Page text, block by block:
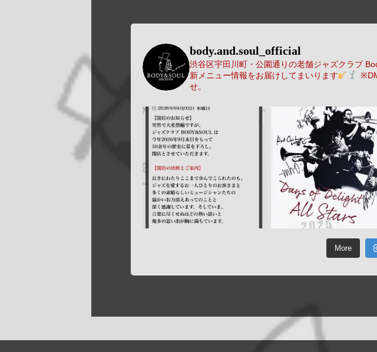
body.and.soul_official
渋谷区宇田川町・公園通りの老舗ジャズクラブ
新メニュー情報をお届けしてまいります
せ。
More